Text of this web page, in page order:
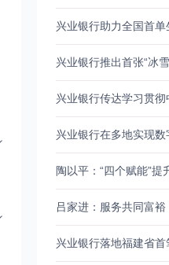
兴业银行助力全国首
兴业银行推出首张“冰
兴业银行传达学习贯
兴业银行在多地实现
陶以平：“四个赋能”
吕家进：服务共同富
兴业银行落地福建省